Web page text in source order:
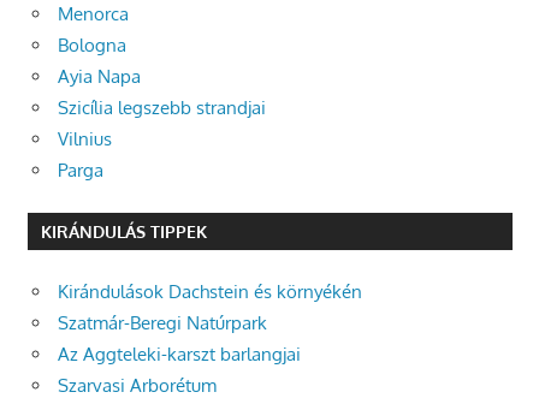
Menorca
Bologna
Ayia Napa
Szicília legszebb strandjai
Vilnius
Parga
KIRÁNDULÁS TIPPEK
Kirándulások Dachstein és környékén
Szatmár-Beregi Natúrpark
Az Aggteleki-karszt barlangjai
Szarvasi Arborétum